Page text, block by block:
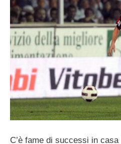
C’è fame di successi in casa